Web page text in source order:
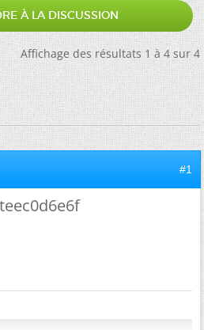
À LA DISCUSSION
Affichage des résultats 1 à 4 sur 4
#1